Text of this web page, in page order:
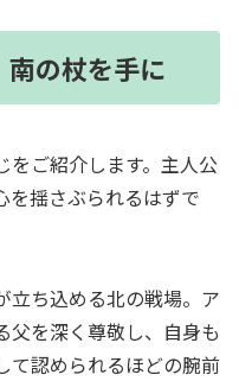
の杖を手に
をご紹介します。主人公
を揺さぶられるはずで
立ち込める北の戦場。ア
父を深く尊敬し、自身も
て認められるほどの腕前